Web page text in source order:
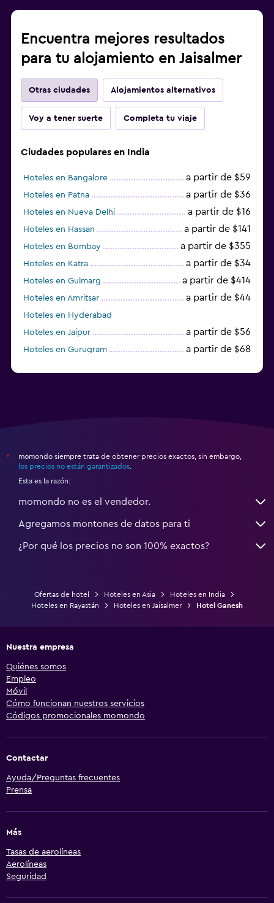
Encuentra mejores resultados
para tu alojamiento en Jaisalmer
Otras ciudades Alojamientos alternativos
Voy a tener suerte Completa tu viaje
Ciudades populares en India
Hoteles en Bangalore a partir de $59
Hoteles en Patna a partir de $36
Hoteles en Nueva Delhi a partir de $16
Hoteles en Hassan a partir de $141
Hoteles en Bombay a partir de $355
Hoteles en Katra a partir de $34
Hoteles en Gulmarg a partir de $414
Hoteles en Amritsar a partir de $44
Hoteles en Hyderabad
Hoteles en Jaipur
a partir de $56
Hoteles en Gurugram a partir de $68
*
momondo siempre trata de obtener precios exactos, sin embargo,
los precios no están garantizados
Esta es la razón:
momondo no es el vendedor.
Agregamos montones de datos para ti
¿Por qué los precios no son 100% exactos?
Ofertas de hotel Hoteles en Asia
Hoteles en India
Hoteles en Rayastán
Hoteles en Jaisalmer Hotel Ganesh
Nuestra empresa
Quiénes somos
Empleo
Móvil
Cómo funcionan nuestros servicios
Códigos promocionales momondo
Contactar
Ayuda/Preguntas frecuentes
Prensa
Más
Tasas de aerolíneas
Aerolíneas
Seguridad